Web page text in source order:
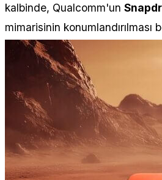
kalbinde, Qualcomm'un
mimarisinin konumlandırılması